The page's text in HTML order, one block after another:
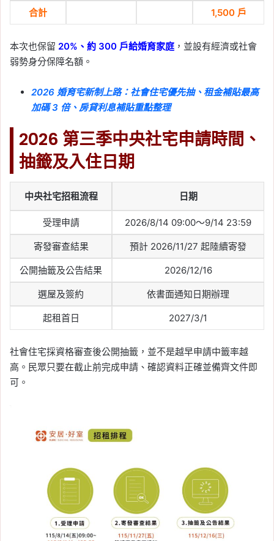
2026-05-16
2026 租金補貼 2.0 懶人
元，申請資格、線上試
Tag:樂屋網, 租屋, 租屋族, 租屋補助 ,
租屋補助申請,
2026-05-14
交易量創 34 年最大跌
幅！樂屋網揭房市數據：
6 大行政區詢問率逆勢成
Tag:六都房市, 央行房市政策 , 房價,
2026-05-14
租房一定要公證嗎？租約
公證費用誰付、強制執行
效力與申辦流程一次看
Tag:樂屋網, 租屋
合計 1,500 戶
本次也保留 20%、約 300 戶給婚育家庭 ，並設有經濟或社會
弱勢身分保障名額。
2026 婚育宅新制上路：社會住宅優先抽、租金補貼最高
加碼 3 倍、房貸利息補貼重點整理
2026 第三季中央社宅申請時間、
抽籤及入住日期
中央社宅招租流程 日期
受理申請 2026/8/14 09:00～9/14 23:59
寄發審查結果 預計 2026/11/27 起陸續寄發
公開抽籤及公告結果 2026/12/16
選屋及簽約 依書面通知日期辦理
起租首日 2027/3/1
社會住宅採資格審查後公開抽籤，並不是越早申請中籤率越
高。民眾只要在截止前完成申請、確認資料正確並備齊文件即
可。